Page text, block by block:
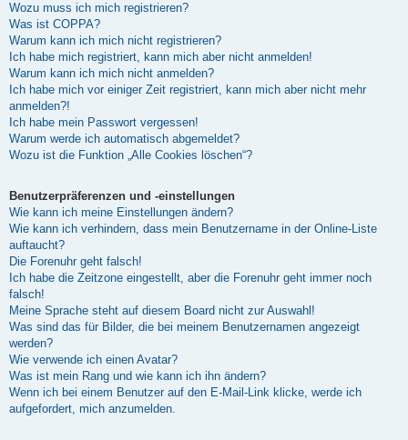
Wozu muss ich mich registrieren?
Was ist COPPA?
Warum kann ich mich nicht registrieren?
Ich habe mich registriert, kann mich aber nicht anmelden!
Warum kann ich mich nicht anmelden?
Ich habe mich vor einiger Zeit registriert, kann mich aber nicht mehr
anmelden?!
Ich habe mein Passwort vergessen!
Warum werde ich automatisch abgemeldet?
Wozu ist die Funktion „Alle Cookies löschen“?
Benutzerpräferenzen und -einstellungen
Wie kann ich meine Einstellungen ändern?
Wie kann ich verhindern, dass mein Benutzername in der Online-Liste
auftaucht?
Die Forenuhr geht falsch!
Ich habe die Zeitzone eingestellt, aber die Forenuhr geht immer noch
falsch!
Meine Sprache steht auf diesem Board nicht zur Auswahl!
Was sind das für Bilder, die bei meinem Benutzernamen angezeigt
werden?
Wie verwende ich einen Avatar?
Was ist mein Rang und wie kann ich ihn ändern?
Wenn ich bei einem Benutzer auf den E-Mail-Link klicke, werde ich
aufgefordert, mich anzumelden.